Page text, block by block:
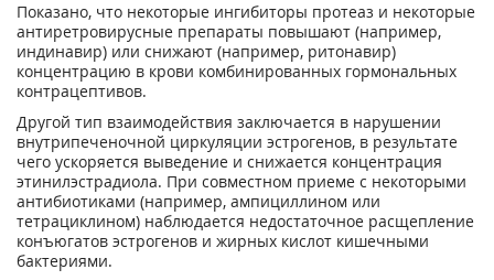
Показано, что некоторые ингибиторы протеаз и некоторые
антиретровирусные препараты повышают (например,
индинавир) или снижают (например, ритонавир)
концентрацию в крови комбинированных гормональных
контрацептивов.
Другой тип взаимодействия заключается в нарушении
внутрипеченочной циркуляции эстрогенов, в результате
чего ускоряется выведение и снижается концентрация
этинилэстрадиола. При совместном приеме с некоторыми
антибиотиками (например, ампициллином или
тетрациклином) наблюдается недостаточное расщепление
конъюгатов эстрогенов и жирных кислот кишечными
бактериями.